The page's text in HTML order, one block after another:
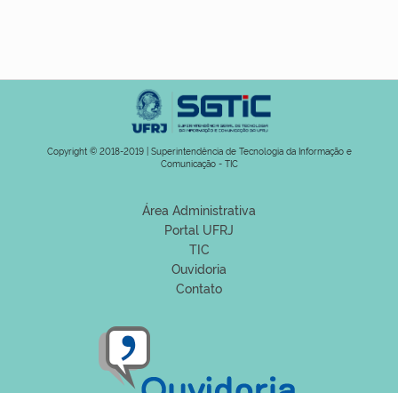
Copyright © 2018-2019 | Superintendência de Tecnologia da Informação e
Comunicação - TIC
Área Administrativa
Portal UFRJ
TIC
Ouvidoria
Contato